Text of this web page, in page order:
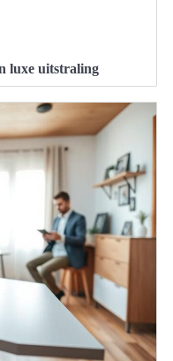
luxe uitstraling